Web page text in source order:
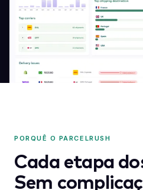
PORQUÊ O PARCELRUSH
Cada etapa
Sem